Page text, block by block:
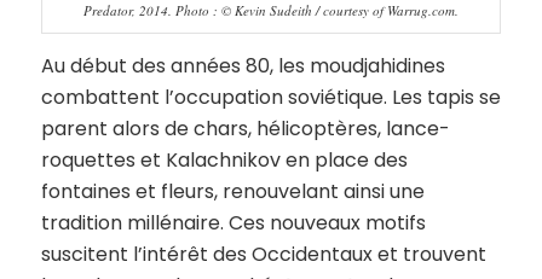
Predator, 2014. Photo : © Kevin Sudeith / courtesy of Warrug.com.
Au début des années 80, les moudjahidines
combattent l’occupation soviétique. Les tapis se
parent alors de chars, hélicoptères, lance-
roquettes et Kalachnikov en place des
fontaines et fleurs, renouvelant ainsi une
tradition millénaire. Ces nouveaux motifs
suscitent l’intérêt des Occidentaux et trouvent